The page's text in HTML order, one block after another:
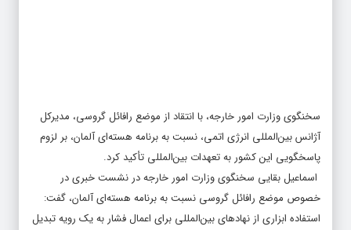
سخنگوی وزارت امور خارجه، با انتقاد از موضع رافائل گروسی، مدیرکل
آژانس بین‌المللی انرژی اتمی، نسبت به برنامه هسته‌ای آلمان، بر لزوم
پاسخگویی این کشور به تعهدات بین‌المللی تأکید کرد.
اسماعیل بقایی سخنگوی وزارت امور خارجه در نشست خبری در
خصوص موضع رافائل گروسی نسبت به برنامه هسته‌ای آلمان، گفت:
استفاده ابزاری از نهادهای بین‌المللی برای اعمال فشار به یک رویه تبدیل